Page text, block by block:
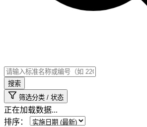
搜索
筛选分类 / 状态
正在加载数据...
排序：